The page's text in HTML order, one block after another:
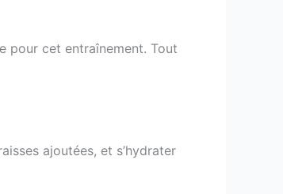
pour cet entraînement. Tout
ajoutées, et s’hydrater